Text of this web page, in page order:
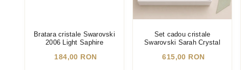
Bratara cristale Swarovski
2006 Light Saphire
184,00 RON
Set cadou cristale
Swarovski Sarah Crystal
615,00 RON